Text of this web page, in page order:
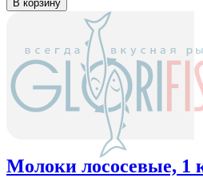
Молоки лососевые, 1